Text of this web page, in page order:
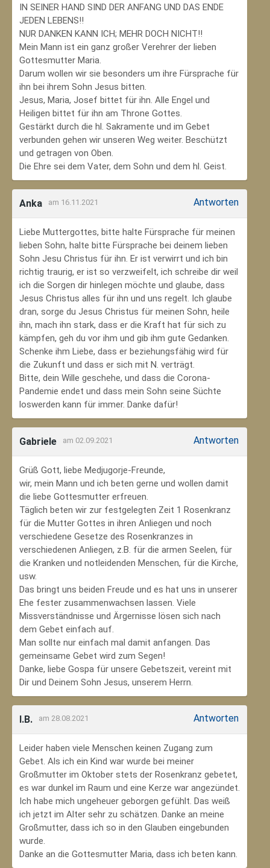
IN SEINER HAND SIND DER ANFANG UND DAS ENDE
JEDEN LEBENS!!
NUR DANKEN KANN ICH; MEHR DOCH NICHT!!
Mein Mann ist ein ganz großer Verehrer der lieben
Gottesmutter Maria.
Darum wollen wir sie besonders um ihre Fürsprache für
ihn bei ihrem Sohn Jesus bitten.
Jesus, Maria, Josef bittet für ihn. Alle Engel und
Heiligen bittet für ihn am Throne Gottes.
Gestärkt durch die hl. Sakramente und im Gebet
verbunden gehen wir unseren Weg weiter. Beschützt
und getragen von Oben.
Die Ehre sei dem Vater, dem Sohn und dem hl. Geist.
Anka am 16.11.2021 Antworten
Liebe Muttergottes, bitte halte Fürsprache für meinen
lieben Sohn, halte bitte Fürsprache bei deinem lieben
Sohn Jesu Christus für ihn. Er ist verwirrt und ich bin
richtig traurig, er ist so verzweifelt, ich schreibe dir weil
ich die Sorgen dir hinlegen möchte und glaube, dass
Jesus Christus alles für ihn und uns regelt. Ich glaube
dran, sorge du Jesus Christus für meinen Sohn‚ heile
ihn, mach ihn stark, dass er die Kraft hat für sich zu
kämpfen, geh du vor ihm und gib ihm gute Gedanken.
Schenke ihm Liebe, dass er beziehungsfähig wird für
die Zukunft und dass er sich mit N. verträgt.
Bitte, dein Wille geschehe, und dass die Corona-
Pandemie endet und dass mein Sohn seine Süchte
loswerden kann für immer. Danke dafür!
Gabriele am 02.09.2021 Antworten
Grüß Gott, liebe Medjugorje-Freunde,
wir, mein Mann und ich beten gerne und wollen damit
die liebe Gottesmutter erfreuen.
Täglich beten wir zur festgelegten Zeit 1 Rosenkranz
für die Mutter Gottes in ihren Anliegen und noch
verschiedene Gesetze des Rosenkranzes in
verschiedenen Anliegen, z.B. für die armen Seelen, für
die Kranken und notleidenden Menschen, für die Kirche,
usw.
Das bringt uns beiden Freude und es hat uns in unserer
Ehe fester zusammenwachsen lassen. Viele
Missverständnisse und Ärgernisse lösen sich nach
dem Gebet einfach auf.
Man sollte nur einfach mal damit anfangen. Das
gemeinsame Gebet wird zum Segen!
Danke, liebe Gospa für unsere Gebetszeit, vereint mit
Dir und Deinem Sohn Jesus, unserem Herrn.
I.B. am 28.08.2021 Antworten
Leider haben viele Menschen keinen Zugang zum
Gebet. Als ich ein Kind war wurde bei meiner
Großmutter im Oktober stets der Rosenkranz gebetet,
es war dunkel im Raum und eine Kerze war angezündet.
Ich habe mich ungeheuer geborgen gefühlt. Das weiß
ich jetzt im Alter sehr zu schätzen. Danke an meine
Großmutter, dass ich so in den Glauben eingebunden
wurde.
Danke an die Gottesmutter Maria, dass ich beten kann.